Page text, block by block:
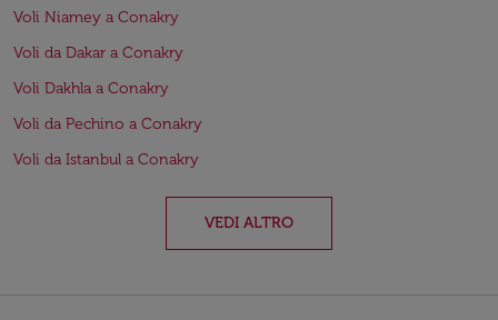
Voli Niamey a Conakry
Voli da Dakar a Conakry
Voli Dakhla a Conakry
Voli da Pechino a Conakry
Voli da Istanbul a Conakry
VEDI ALTRO